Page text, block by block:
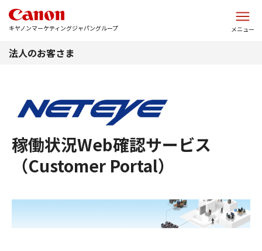
キヤノンマーケティングジャパングループ メニュー
法人のお客さま
稼働状況Web確認サービス
（Customer Portal）